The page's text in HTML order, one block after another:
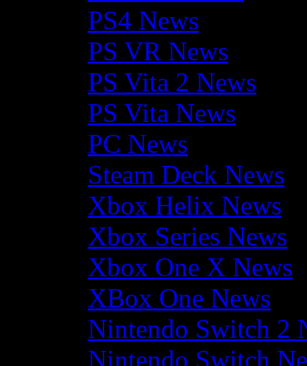
PS4 News
PS VR News
PS Vita 2 News
PS Vita News
PC News
Steam Deck News
Xbox Helix News
Xbox Series News
Xbox One X News
XBox One News
Nintendo Switch 2
Nintendo Switch